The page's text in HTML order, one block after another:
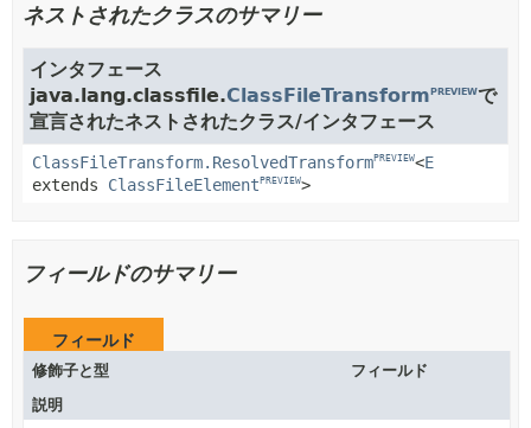
ネストされたクラスのサマリー
インタフェース
java.lang.classfile.ClassFileTransformPREVIEWで
宣言されたネストされたクラス/インタフェース
ClassFileTransform.ResolvedTransformPREVIEW<E
extends ClassFileElement PREVIEW>
フィールドのサマリー
フィールド
修飾子と型
フィールド
説明